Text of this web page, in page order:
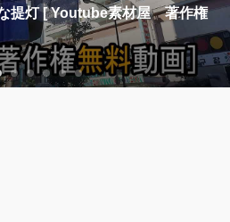
提灯 [ Youtube素材屋 著作権